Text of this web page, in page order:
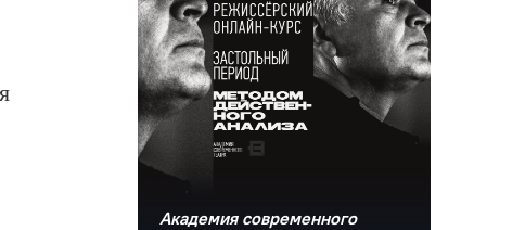
Академия современного